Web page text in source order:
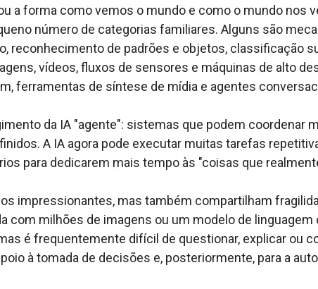
a forma como vemos o mundo e como o mundo nos
número de categorias familiares. Alguns são
reconhecimento de padrões e objetos, classificação
vídeos, fluxos de sensores e máquinas de alto
ferramentas de síntese de mídia e agentes
da IA "agente": sistemas que podem coordenar
A IA agora pode executar muitas tarefas
para dedicarem mais tempo às "coisas que
impressionantes, mas também compartilham
com milhões de imagens ou um modelo de
é frequentemente difícil de questionar, explicar ou
à tomada de decisões e, posteriormente, para a